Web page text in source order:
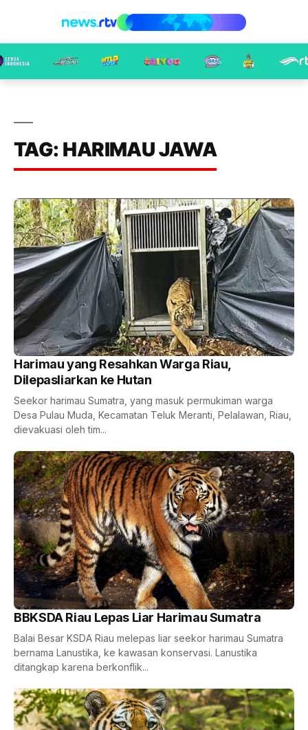
TAG: HARIMAU JAWA
Harimau yang Resahkan Warga Riau,
Dilepasliarkan ke Hutan
Seekor harimau Sumatra, yang masuk permukiman warga
Desa Pulau Muda, Kecamatan Teluk Meranti, Pelalawan, Riau,
dievakuasi oleh tim...
BBKSDA Riau Lepas Liar Harimau Sumatra
Balai Besar KSDA Riau melepas liar seekor harimau Sumatra
bernama Lanustika, ke kawasan konservasi. Lanustika
ditangkap karena berkonflik...